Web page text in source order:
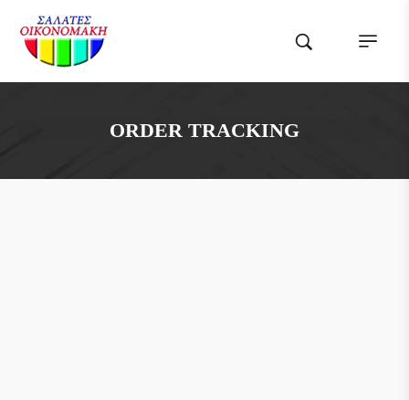
ORDER TRACKING